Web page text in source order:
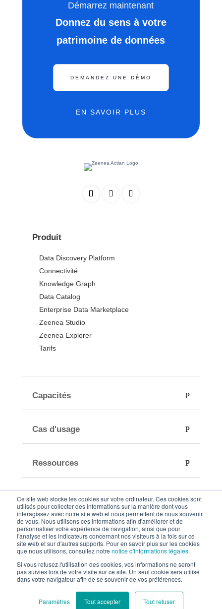
Ce site web stocke les cookies sur votre ordinateur. Ces cookies sont
utilisés pour collecter des informations sur la manière dont vous
interagissez avec notre site web et nous permettent de nous souvenir
de vous. Nous utilisons ces informations afin d'améliorer et de
personnaliser votre expérience de navigation, ainsi que pour
l'analyse et les indicateurs concernant nos visiteurs à la fois sur ce
site web et sur d'autres supports. Pour en savoir plus sur les cookies
que nous utilisons, consultez notre notice d'informations légales.
Si vous refusez l'utilisation des cookies, vos informations ne seront
pas suivies lors de votre visite sur ce site. Un seul cookie sera utilisé
dans votre navigateur afin de se souvenir de vos préférences.
Paramètres Tout accepter Tout refuser
Démarrez maintenant
Donnez du sens à votre
patrimoine de données
DEMANDEZ UNE DÉMO
EN SAVOIR PLUS
Produit
Data Discovery Platform
Connectivité
Knowledge Graph
Data Catalog
Enterprise Data Marketplace
Zeenea Studio
Zeenea Explorer
Tarifs
Capacités
Cas d'usage
Ressources
Société
© 2026 Zeenea - Tous droits réservés.
Politique de confidentialité Informations légales